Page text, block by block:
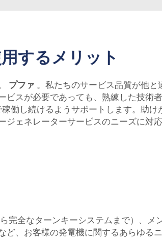
するメリット
プファ 。私たちのサービス品質が他
スが必要であっても、熟練した技術
働し続けるようサポートします。助け
ェネレーターサービスのニーズに対
完全なターンキーシステムまで）、メ
、お客様の発電機に関するあらゆる